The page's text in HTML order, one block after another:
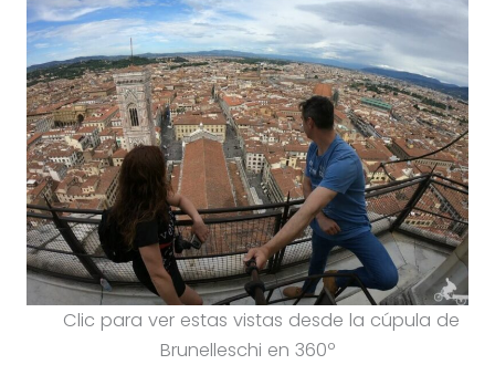
Clic para ver estas vistas desde la cúpula de
Brunelleschi en 360º